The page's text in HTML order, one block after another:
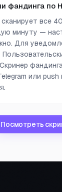
фандинга по
все
минуту —
Для
или
Посмотреть